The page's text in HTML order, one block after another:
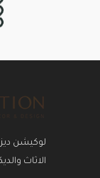
لوكيشن
الاثاث